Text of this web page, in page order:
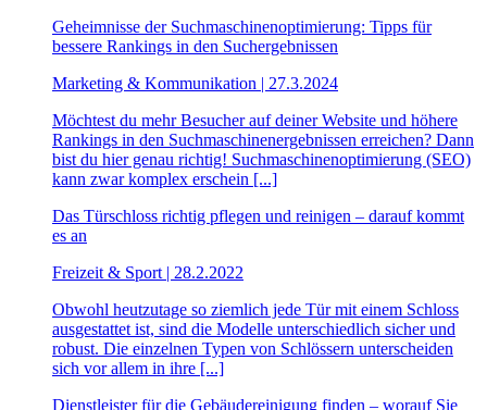
Geheimnisse der Suchmaschinenoptimierung: Tipps für
bessere Rankings in den Suchergebnissen
Marketing & Kommunikation | 27.3.2024
Möchtest du mehr Besucher auf deiner Website und höhere
Rankings in den Suchmaschinenergebnissen erreichen? Dann
bist du hier genau richtig! Suchmaschinenoptimierung (SEO)
kann zwar komplex erschein [...]
Das Türschloss richtig pflegen und reinigen – darauf kommt
es an
Freizeit & Sport | 28.2.2022
Obwohl heutzutage so ziemlich jede Tür mit einem Schloss
ausgestattet ist, sind die Modelle unterschiedlich sicher und
robust. Die einzelnen Typen von Schlössern unterscheiden
sich vor allem in ihre [...]
Dienstleister für die Gebäudereinigung finden – worauf Sie